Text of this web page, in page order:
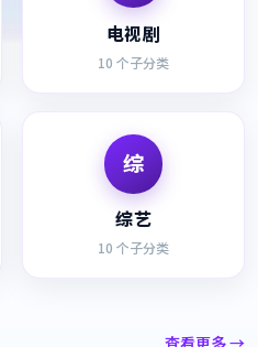
电视剧
10 个子分类
综
综艺
10 个子分类